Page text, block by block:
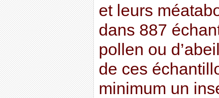
et leurs
dans 887
pollen ou
de ces
minimum un